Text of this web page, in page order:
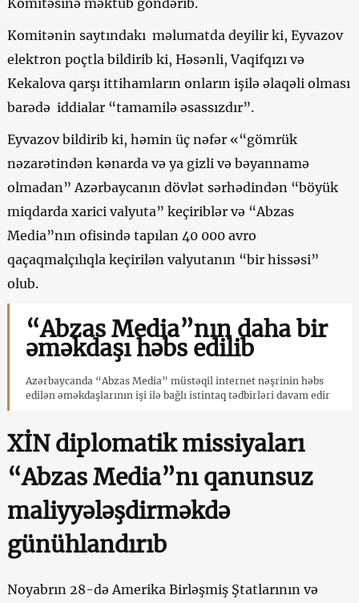
Komitənin saytındakı məlumatda deyilir ki, Eyvazov
elektron poçtla bildirib ki, Həsənli, Vaqifqızı və
Kekalova qarşı ittihamların onların işilə əlaqəli olması
barədə iddialar “tamamilə əsassızdır”.
Eyvazov bildirib ki, həmin üç nəfər «“gömrük
nəzarətindən kənarda və ya gizli və bəyannamə
olmadan” Azərbaycanın dövlət sərhədindən “böyük
miqdarda xarici valyuta” keçiriblər və “Abzas
Media”nın ofisində tapılan 40 000 avro
qaçaqmalçılıqla keçirilən valyutanın “bir hissəsi”
olub.
“Abzas Media”nın daha bir
əməkdaşı həbs edilib
Azərbaycanda “Abzas Media” müstəqil internet nəşrinin həbs
edilən əməkdaşlarının işi ilə bağlı istintaq tədbirləri davam edir
XİN diplomatik missiyaları
“Abzas Media”nı qanunsuz
maliyyələşdirməkdə
günühlandırıb
Noyabrın 28-də Amerika Birləşmiş Ştatlarının və